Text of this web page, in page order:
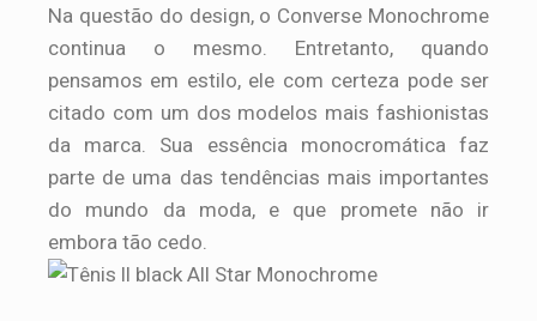
Na questão do design, o Converse Monochrome
continua o mesmo. Entretanto, quando
pensamos em estilo, ele com certeza pode ser
citado com um dos modelos mais fashionistas
da marca. Sua essência monocromática faz
parte de uma das tendências mais importantes
do mundo da moda, e que promete não ir
embora tão cedo.